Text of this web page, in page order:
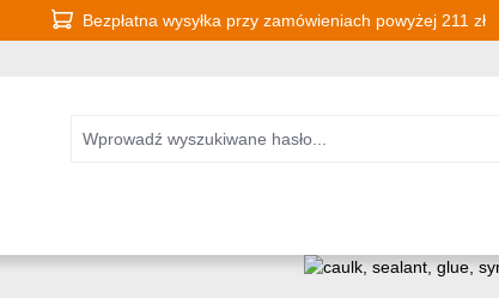
Bezpłatna wysyłka przy zamówieniach powyżej 211 zł